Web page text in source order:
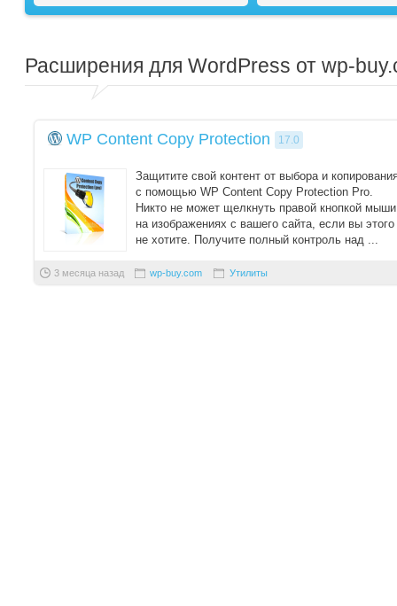
Расширения для WordPress от wp-
WP Content Copy Protection 17.0
Защитите свой контент от выбора и
с помощью WP Content Copy Protection Pro.
Никто не может щелкнуть правой кнопкой мыши
на изображениях с вашего сайта, если вы этого
не хотите. Получите полный контроль над ...
3 месяца назад wp-buy.com Утилиты